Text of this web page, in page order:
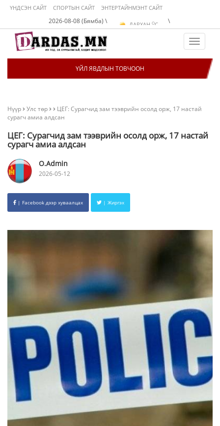
ҮНДСЭН САЙТ СПОРТЫН САЙТ ЭНТЕРТАЙНМЭНТ САЙТ
2026-08-08 (Бямба) \
ДАРХАН
C
ЭРДЭНЭТ OC
\
Toggle
ҮЙЛ ЯВДЛЫН ТОВЧООН
Нүүр Улс төр
ЦЕГ: Сурагчид зам тээврийн осолд орж, 17 настай
сурагч амиа алдсан
ЦЕГ: Сурагчид зам тээврийн осолд орж, 17 настай
сурагч амиа алдсан
O.Admin
2026-05-12
| Facebook дээр хуваалцах | Жиргэх